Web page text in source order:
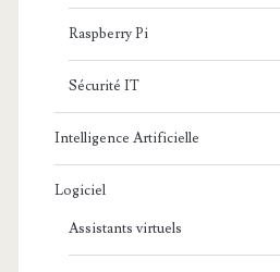
Raspberry Pi
Sécurité IT
Intelligence Artificielle
Logiciel
Assistants virtuels